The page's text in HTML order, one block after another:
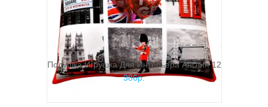
Подушка Игрушка Для Интерьера Англия 12
386р.